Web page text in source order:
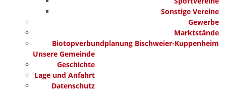
Sonstige Vereine
Gewerbe
Marktstände
Biotopverbundplanung Bischweier-Kuppenheim
Unsere Gemeinde
Geschichte
Lage und Anfahrt
Datenschutz